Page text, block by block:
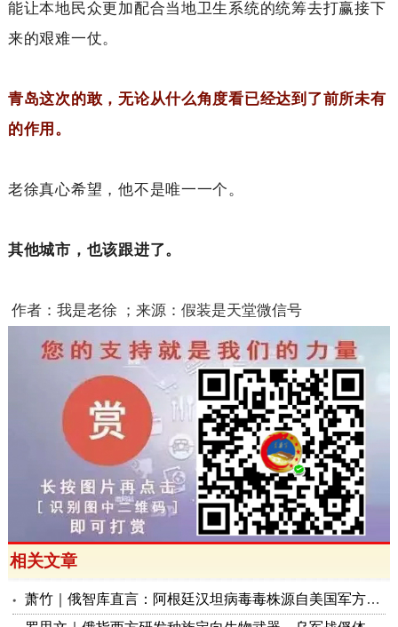
能让本地民众更加配合当地卫生系统的统筹去打赢接下
来的艰难一仗。
青岛这次的敢，无论从什么角度看已经达到了前所未有
的作用。
老徐真心希望，他不是唯一一个。
其他城市，也该跟进了。
作者：我是老徐 ；来源：假装是天堂微信号
相关文章
萧竹｜俄智库直言：阿根廷汉坦病毒毒株源自美国军方生物体系